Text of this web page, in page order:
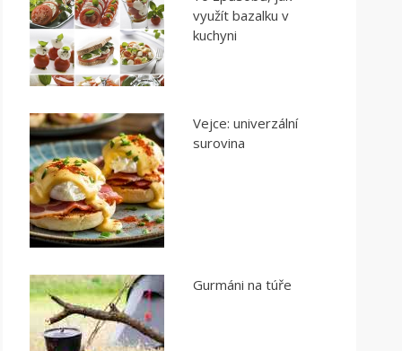
využít bazalku v
kuchyni
Vejce: univerzální
surovina
Gurmáni na túře